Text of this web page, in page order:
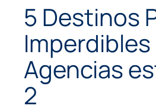
5 Destinos
Imperdibles
Agencias
2